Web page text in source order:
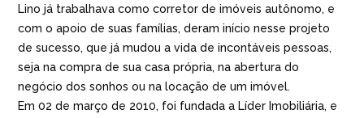
Lino já trabalhava como corretor de imóveis autônomo, e
com o apoio de suas famílias, deram início nesse projeto
de sucesso, que já mudou a vida de incontáveis pessoas,
seja na compra de sua casa própria, na abertura do
negócio dos sonhos ou na locação de um imóvel.
Em 02 de março de 2010, foi fundada a Líder Imobiliária, e